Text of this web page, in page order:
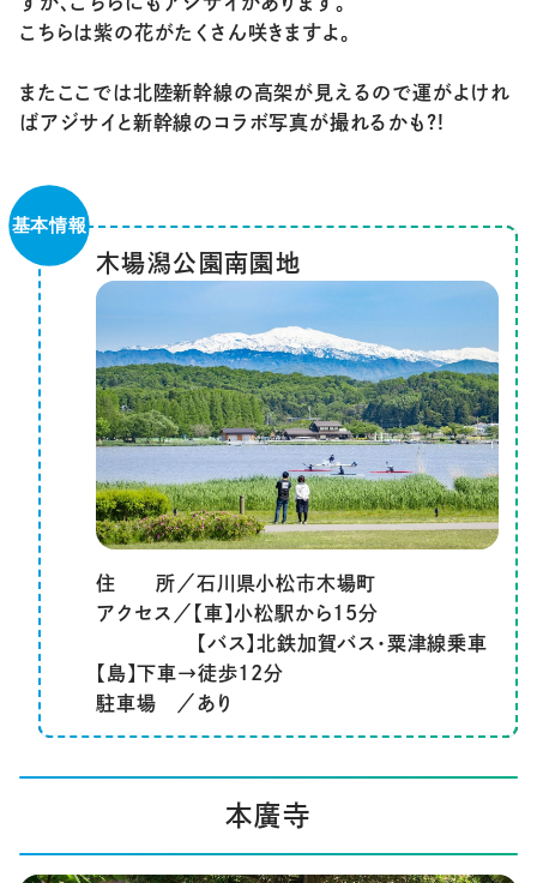
こちらは紫の花がたくさん咲きますよ。
またここでは北陸新幹線の高架が見えるので運がよけれ
ばアジサイと新幹線のコラボ写真が撮れるかも?!
木場潟公園南園地
住 所／石川県小松市木場町
アクセス／【車】小松駅から15分
【バス】北鉄加賀バス・粟津線乗車
【島】下車→徒歩12分
駐車場 ／あり
本廣寺